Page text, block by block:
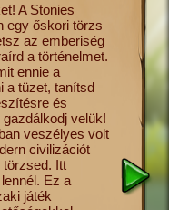
A Stonies
egy őskori törzs
az emberiség
a történelmet.
ennie a
a tüzet, tanítsd
és
velük!
veszélyes volt
civilizációt
Itt
Ez a
játék
ha úgy
ebben
a
vallást,
Stonies